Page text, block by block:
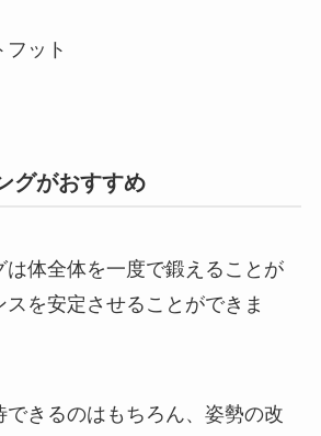
フット
グがおすすめ
は体全体を一度で鍛えることが
を安定させることができま
できるのはもちろん、姿勢の改